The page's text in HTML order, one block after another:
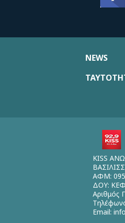
NEWS
KISS
ΑΦΜ:
ΔΟΥ:
Αριθμός
Email: